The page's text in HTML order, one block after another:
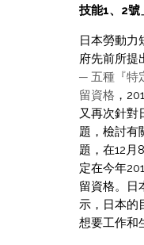
技能1、2號
日本勞動力
府先前所提
─ 五種『特
留資格 ，
又再次針對
題，檢討有
題，在12月
定在今年
留資格。日
示，日本的
想要工作和